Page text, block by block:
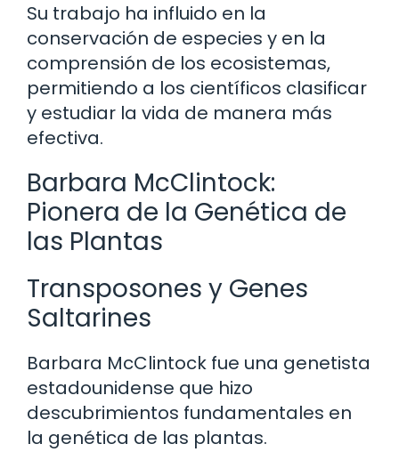
Su trabajo ha influido en la
conservación de especies y en la
comprensión de los ecosistemas,
permitiendo a los científicos clasificar
y estudiar la vida de manera más
efectiva.
Barbara McClintock:
Pionera de la Genética de
las Plantas
Transposones y Genes
Saltarines
Barbara McClintock fue una genetista
estadounidense que hizo
descubrimientos fundamentales en
la genética de las plantas.